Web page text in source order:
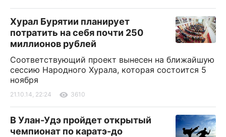
Хурал Бурятии планирует
потратить на себя почти 250
миллионов рублей
Соответствующий проект вынесен на ближайшую
сессию Народного Хурала, которая состоится 5
ноября
21.10.14, 22:24 3610
В Улан-Удэ пройдет открытый
чемпионат по каратэ-до